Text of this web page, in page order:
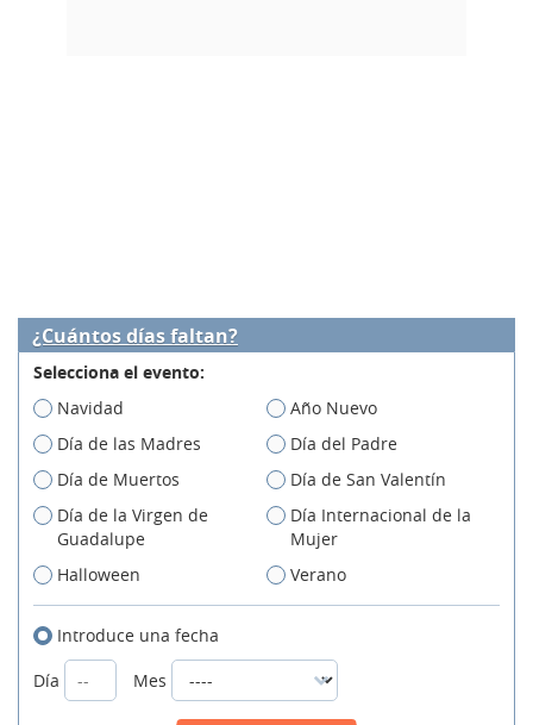
¿Cuántos días faltan?
Selecciona el evento:
Navidad
Año Nuevo
Día de las Madres
Día del Padre
Día de Muertos
Día de San Valentín
Día de la Virgen de
Guadalupe
Día Internacional de la
Mujer
Halloween
Verano
Introduce una fecha
Día
Mes